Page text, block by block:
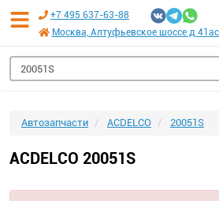
+7 495 637-63-88
Москва, Алтуфьевское шоссе д
Автозапчасти ACDELCO 20051S
ACDELCO 20051S